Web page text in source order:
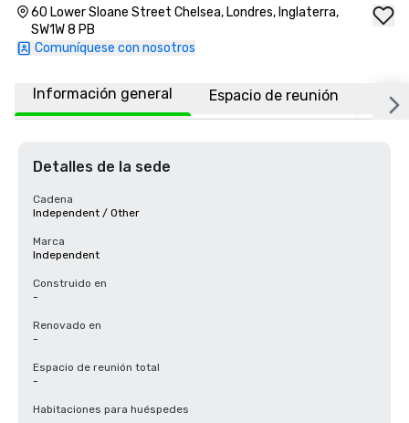
60 Lower Sloane Street Chelsea, Londres, Inglaterra,
SW1W 8 PB
Comuníquese con nosotros
Información general Espacio de reunión
Detalles de la sede
Cadena
Independent / Other
Marca
Independent
Construido en
-
Renovado en
-
Espacio de reunión total
-
Habitaciones para huéspedes